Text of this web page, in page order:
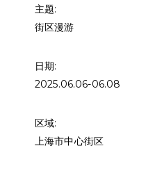
主题:
街区漫游
日期:
2025.06.06-06.08
区域:
上海市中心街区